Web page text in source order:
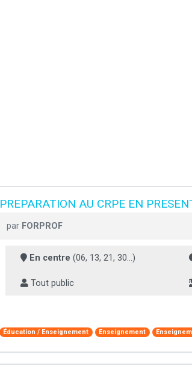
PREPARATION AU CRPE EN
par FORPROF
En centre (06, 13, 21, 30...)
Tout public
Éducation / Enseignement Enseignement